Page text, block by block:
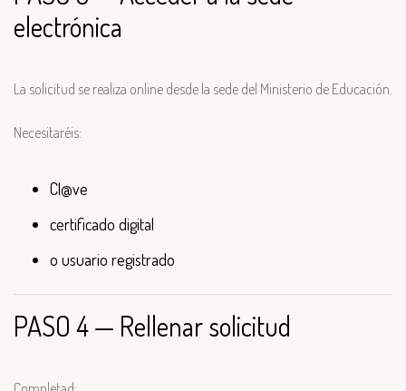
electrónica
La solicitud se realiza online desde la sede del Ministerio de Educación.
Necesitaréis:
Cl@ve
certificado digital
o usuario registrado
PASO 4 — Rellenar solicitud